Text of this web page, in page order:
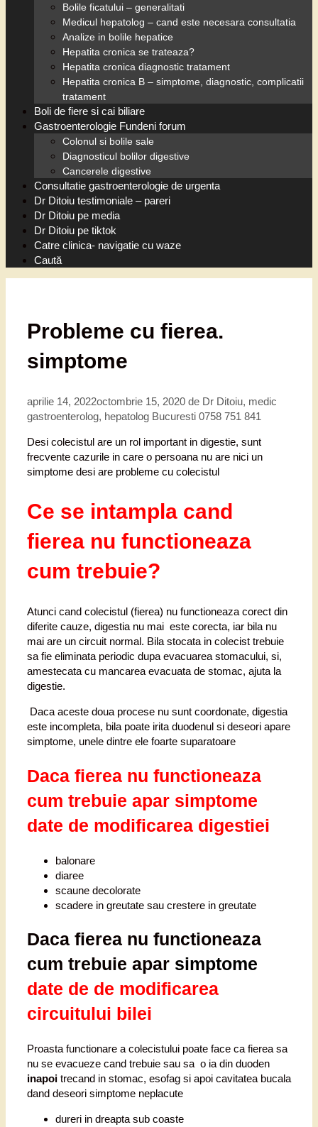
Bolile ficatului – generalitati
Medicul hepatolog – cand este necesara consultatia
Analize in bolile hepatice
Hepatita cronica se trateaza?
Hepatita cronica diagnostic tratament
Hepatita cronica B – simptome, diagnostic, complicatii
tratament
Boli de fiere si cai biliare
Gastroenterologie Fundeni forum
Colonul si bolile sale
Diagnosticul bolilor digestive
Cancerele digestive
Consultatie gastroenterologie de urgenta
Dr Ditoiu testimoniale – pareri
Dr Ditoiu pe media
Dr Ditoiu pe tiktok
Catre clinica- navigatie cu waze
Caută
Probleme cu fierea.
simptome
aprilie 14, 2022octombrie 15, 2020 de Dr Ditoiu, medic
gastroenterolog, hepatolog Bucuresti 0758 751 841
Desi colecistul are un rol important in digestie, sunt
frecvente cazurile in care o persoana nu are nici un
simptome desi are probleme cu colecistul
Ce se intampla cand
fierea nu functioneaza
cum trebuie?
Atunci cand colecistul (fierea) nu functioneaza corect din
diferite cauze, digestia nu mai este corecta, iar bila nu
mai are un circuit normal. Bila stocata in colecist trebuie
sa fie eliminata periodic dupa evacuarea stomacului, si,
amestecata cu mancarea evacuata de stomac, ajuta la
digestie.
Daca aceste doua procese nu sunt coordonate, digestia
este incompleta, bila poate irita duodenul si deseori apare
simptome, unele dintre ele foarte suparatoare
Daca fierea nu functioneaza
cum trebuie apar simptome
date de modificarea digestiei
balonare
diaree
scaune decolorate
scadere in greutate sau crestere in greutate
Daca fierea nu functioneaza
cum trebuie apar simptome
date de de modificarea
circuitului bilei
Proasta functionare a colecistului poate face ca fierea sa
nu se evacueze cand trebuie sau sa o ia din duoden
inapoi trecand in stomac, esofag si apoi cavitatea bucala
dand deseori simptome neplacute
dureri in dreapta sub coaste